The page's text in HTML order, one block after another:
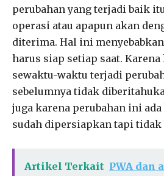
perubahan yang terjadi baik
operasi atau apapun akan
diterima. Hal ini
harus siap setiap saat.
sewaktu-waktu terjadi
sebelumnya tidak
juga karena perubahan ini ada
sudah dipersiapkan tapi tidak
Artikel Terkait PWA dan